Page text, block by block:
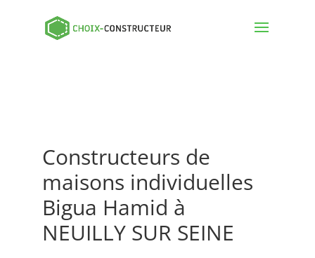
Constructeurs de
maisons individuelles
Bigua Hamid à
NEUILLY SUR SEINE